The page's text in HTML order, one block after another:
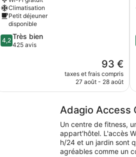
des
Arts
Climatisation
Petit déjeuner
disponible
4.2
sur
4,2 Très bien
425 avis
Le
nouveau
prix
93 €
93 €
taxes et frais compris
27 août - 28 août
Adagio Access
Un centre de fitness,
appart'hôtel. L'accès
h/24 et un jardin sont
agréables comme un